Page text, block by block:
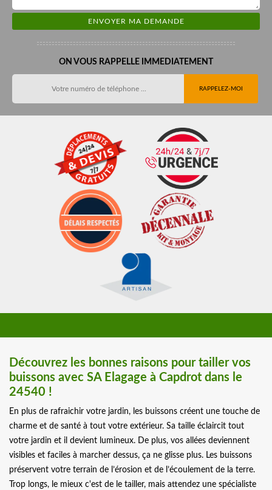
ON VOUS RAPPELLE IMMEDIATEMENT
Découvrez les bonnes raisons pour tailler vos
buissons avec SA Elagage à Capdrot dans le
24540 !
En plus de rafraichir votre jardin, les buissons créent une touche de
charme et de santé à tout votre extérieur. Sa taille éclaircit tout
votre jardin et il devient lumineux. De plus, vos allées deviennent
visibles et faciles à marcher dessus, ça ne glisse plus. Les buissons
préservent votre terrain de l’érosion et de l’écoulement de la terre.
Trop longs, le mieux c'est de le tailler, mais attendez une spécialiste